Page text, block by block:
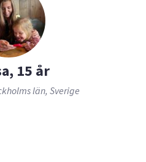
15 år
län, Sverige